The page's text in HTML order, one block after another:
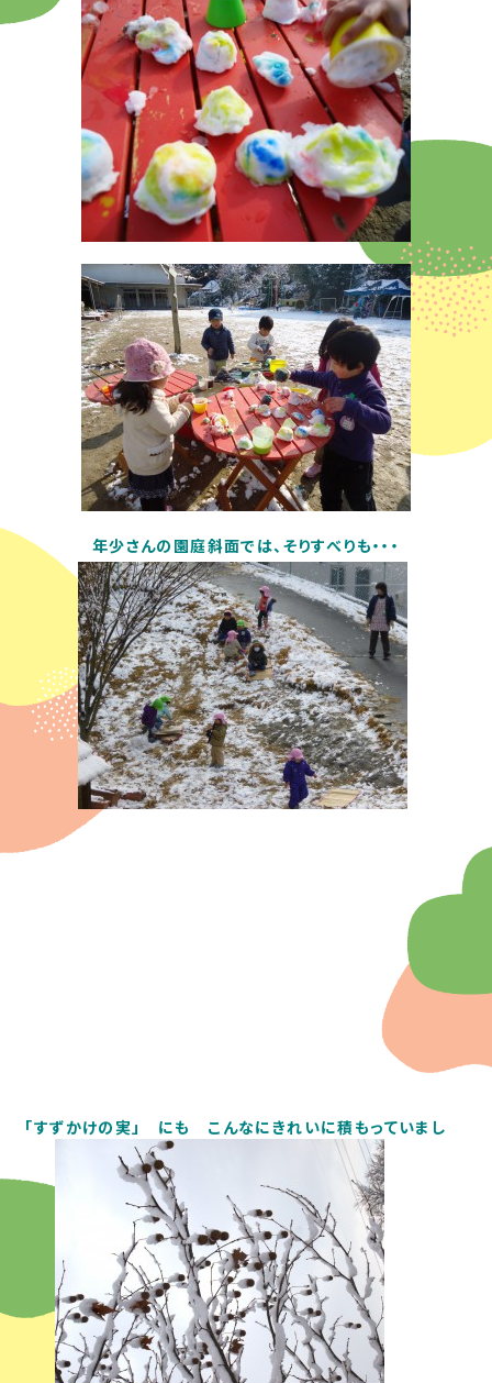
年少さんの園庭斜面では、そりすべりも・・・
「すずかけの実」 にも こんなにきれいに積もっていまし